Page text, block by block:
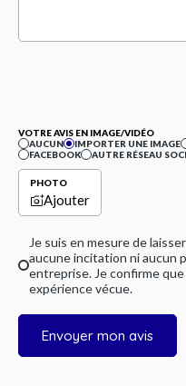
VOTRE AVIS EN IMAGE/VIDÉO
AUCUN
IMPORTER UNE IMAGE
FACEBOOK
AUTRE RÉSEAU
PHOTO
Ajouter
Je suis en mesure de
aucune incitation ni aucun
entreprise. Je confirme
expérience vécue.
Envoyer mon avis